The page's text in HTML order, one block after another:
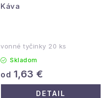
Káva
vonné tyčinky 20 ks
Skladom
od 1,63 €
DETAIL